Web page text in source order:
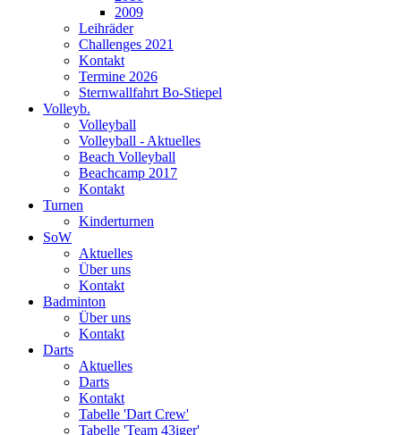
2009
Leihräder
Challenges 2021
Kontakt
Termine 2026
Sternwallfahrt Bo-Stiepel
Volleyb.
Volleyball
Volleyball - Aktuelles
Beach Volleyball
Beachcamp 2017
Kontakt
Turnen
Kinderturnen
SoW
Aktuelles
Über uns
Kontakt
Badminton
Über uns
Kontakt
Darts
Aktuelles
Darts
Kontakt
Tabelle 'Dart Crew'
Tabelle 'Team 43iger'